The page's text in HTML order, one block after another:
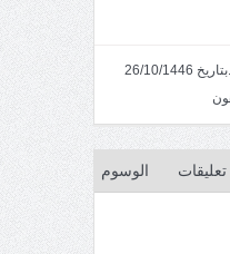
خطبة الجمعة٢- أمران مهمان.بتاريخ 26/10/1446
تعليقات الوسوم